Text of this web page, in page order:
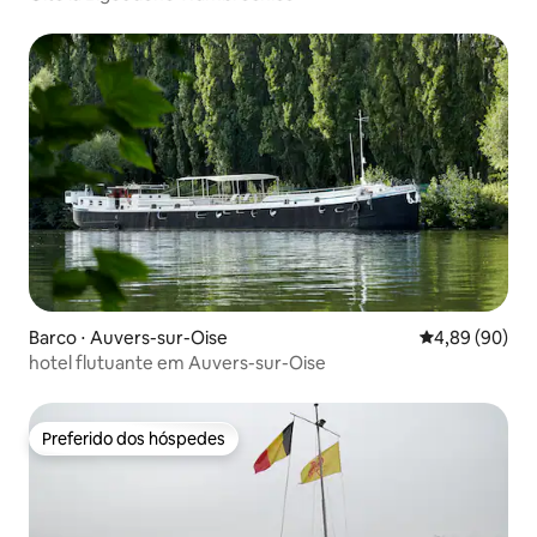
Barco ⋅ Auvers-sur-Oise 4,89 de uma
4,89 (90)
hotel flutuante em Auvers-sur-Oise
Preferido dos hóspedes
Preferido dos hóspedes